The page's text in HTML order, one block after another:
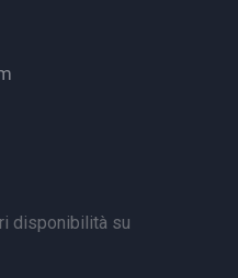
disponibilità su